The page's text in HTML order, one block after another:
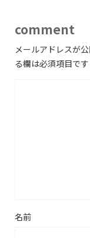
comment
メールアドレスが
る欄は必須項目です
名前